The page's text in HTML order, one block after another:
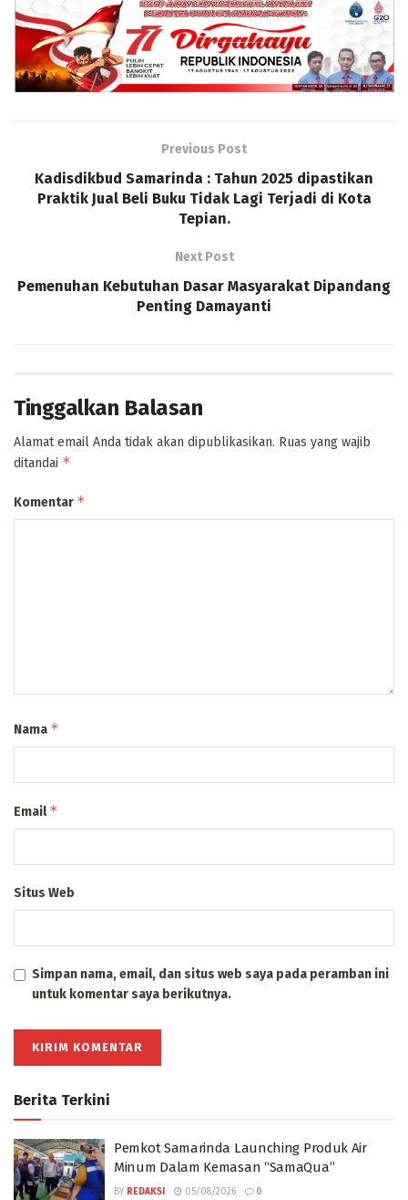
Previous Post
Kadisdikbud Samarinda : Tahun 2025 dipastikan
Praktik Jual Beli Buku Tidak Lagi Terjadi di Kota
Tepian.
Next Post
Pemenuhan Kebutuhan Dasar Masyarakat Dipandang
Penting Damayanti
Tinggalkan Balasan
Alamat email Anda tidak akan dipublikasikan. Ruas yang wajib
ditandai *
Komentar *
Nama *
Email*
Situs Web
Simpan nama, email, dan situs web saya pada peramban ini
untuk komentar saya berikutnya.
Berita Terkini
Pemkot Samarinda Launching Produk Air
Minum Dalam Kemasan “SamaQua”
BY REDAKSI 05/08/2026 0